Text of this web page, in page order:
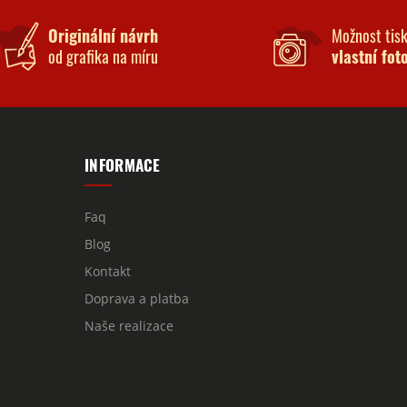
Originální návrh
od grafika na míru
Možnost
vlastní
INFORMACE
Faq
Blog
Kontakt
Doprava a platba
Naše realizace